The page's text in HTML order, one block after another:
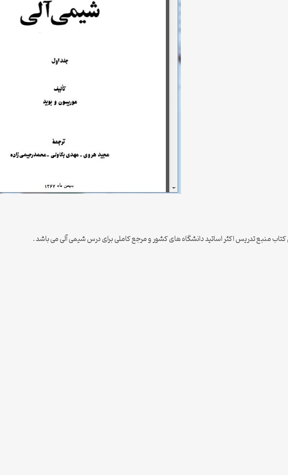
منبع تدریس اکثر اساتید دانشگاه های کشور و مرجع کاملی برای درس شیمی آلی می باشد .